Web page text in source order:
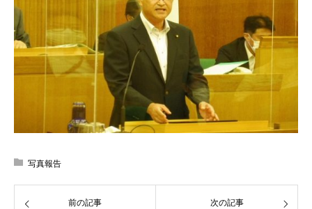
写真報告
前の記事 次の記事